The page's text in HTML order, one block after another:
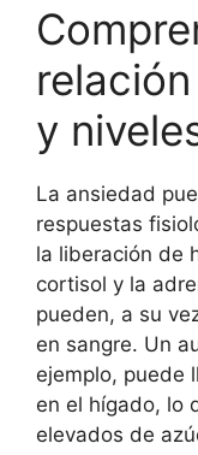
y
La ansiedad
respuestas
la liberación de
cortisol y la
pueden, a su
en sangre. Un
ejemplo, puede
en el hígado, lo
elevados de